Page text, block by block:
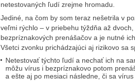
netestovaných ľudí zrejme hromadu.
Jediné, na čom by som teraz nešetrila v
veľmi rýchlo – v priebehu týždňa až
bezpríznakových prenášačov a je nutné
Všetci zvonku prichádzajúci aj rizikovo sa
Netestovať týchto ľudí a nechať ich na
môžu vírus i bezpríznakovo potom
a ešte aj po mesiaci následne, či sa vírus